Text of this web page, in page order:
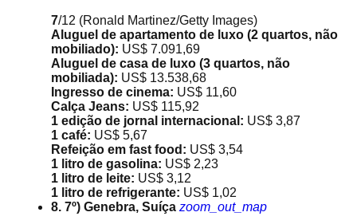
7/12 (Ronald Martinez/Getty Images)
Aluguel de apartamento de luxo (2 quartos, não
mobiliado): US$ 7.091,69
Aluguel de casa de luxo (3 quartos, não
mobiliada): US$ 13.538,68
Ingresso de cinema: US$ 11,60
Calça Jeans: US$ 115,92
1 edição de jornal internacional: US$ 3,87
1 café: US$ 5,67
Refeição em fast food: US$ 3,54
1 litro de gasolina: US$ 2,23
1 litro de leite: US$ 3,12
1 litro de refrigerante: US$ 1,02
8. 7º) Genebra, Suíça zoom_out_map